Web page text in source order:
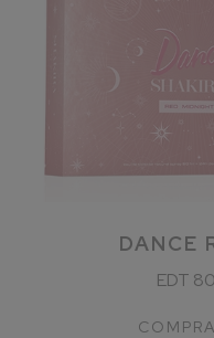
DANCE
EDT